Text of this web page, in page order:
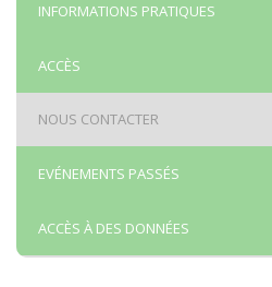
INFORMATIONS PRATIQUES
ACCÈS
NOUS CONTACTER
EVÉNEMENTS PASSÉS
ACCÈS À DES DONNÉES